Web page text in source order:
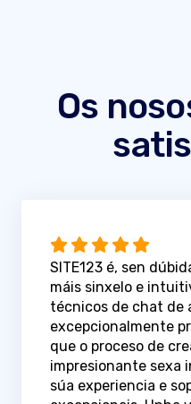
Os
SITE123 é, sen
máis sinxelo e
técnicos de chat de
excepcionalmente
que o proceso de
impresionante sexa
súa experiencia e